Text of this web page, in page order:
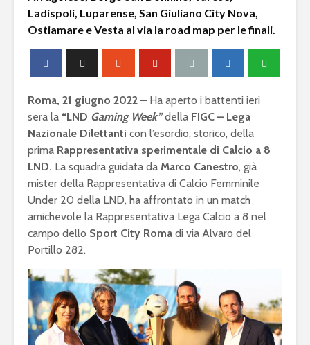
Ladispoli, Luparense, San Giuliano City Nova,
Ostiamare e Vesta al via la road map per le finali.
Roma, 21 giugno 2022 – Ha aperto i battenti ieri
sera la “LND Gaming Week”della FIGC – Lega
Nazionale Dilettanti con l’esordio, storico, della
prima Rappresentativa sperimentale di Calcio a 8
LND. La squadra guidata da Marco Canestro, già
mister della Rappresentativa di Calcio Femminile
Under 20 della LND, ha affrontato in un match
amichevole la Rappresentativa Lega Calcio a 8 nel
campo dello Sport City Roma di via Alvaro del
Portillo 282.